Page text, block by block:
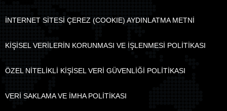
İNTERNET SİTESİ ÇEREZ (COOKIE) AYDINLATMA METNİ
KİŞİSEL VERİLERİN KORUNMASI VE İŞLENMESİ POLİTİKASI
ÖZEL NİTELİKLİ KİŞİSEL VERİ GÜVENLİĞİ POLİTİKASI
VERİ SAKLAMA VE İMHA POLİTİKASI